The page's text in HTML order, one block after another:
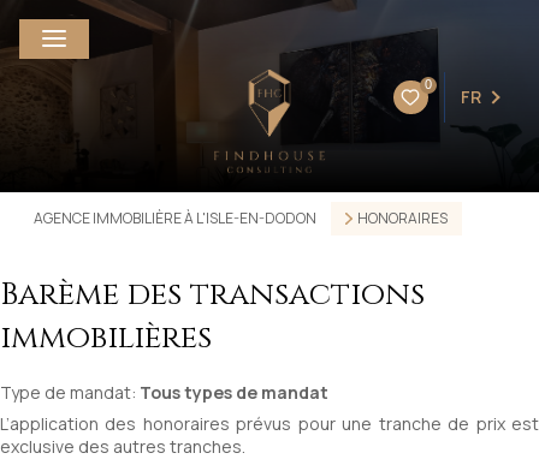
0
FR
AGENCE IMMOBILIÈRE À L'ISLE-EN-DODON HONORAIRES
Barème des transactions
immobilières
Type de mandat: Tous types de mandat
L’application des honoraires prévus pour une tranche de prix est
exclusive des autres tranches.